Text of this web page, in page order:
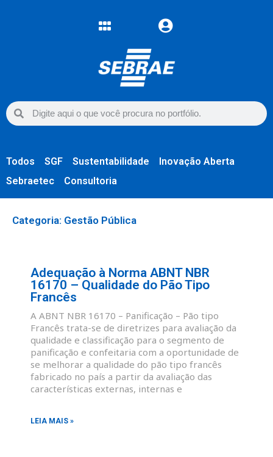
Todos SGF Sustentabilidade
Inovação Aberta
Sebraetec
Consultoria
Categoria: Gestão Pública
Adequação à Norma ABNT NBR
16170 – Qualidade do Pão Tipo
Francês
A ABNT NBR 16170 – Panificação – Pão tipo
Francês trata-se de diretrizes para avaliação da
qualidade e classificação para o segmento de
panificação e confeitaria com a oportunidade de
se melhorar a qualidade do pão tipo francês
fabricado no país a partir da avaliação das
características externas, internas e
LEIA MAIS »